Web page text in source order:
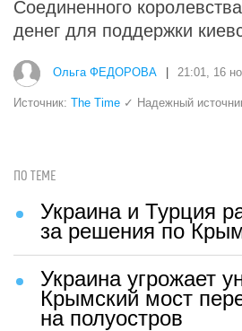
Соединенного
денег для поддержки
Ольга ФЕДОРОВА 21:01, 16
Источник: The Time ✓ Надежный
ПО ТЕМЕ
Украина и Турция
за решения по
Украина угрожает
Крымский мост
на полуостров